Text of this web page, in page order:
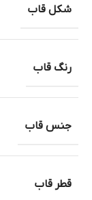
شکل قاب
رنگ قاب
جنس قاب
قطر قاب